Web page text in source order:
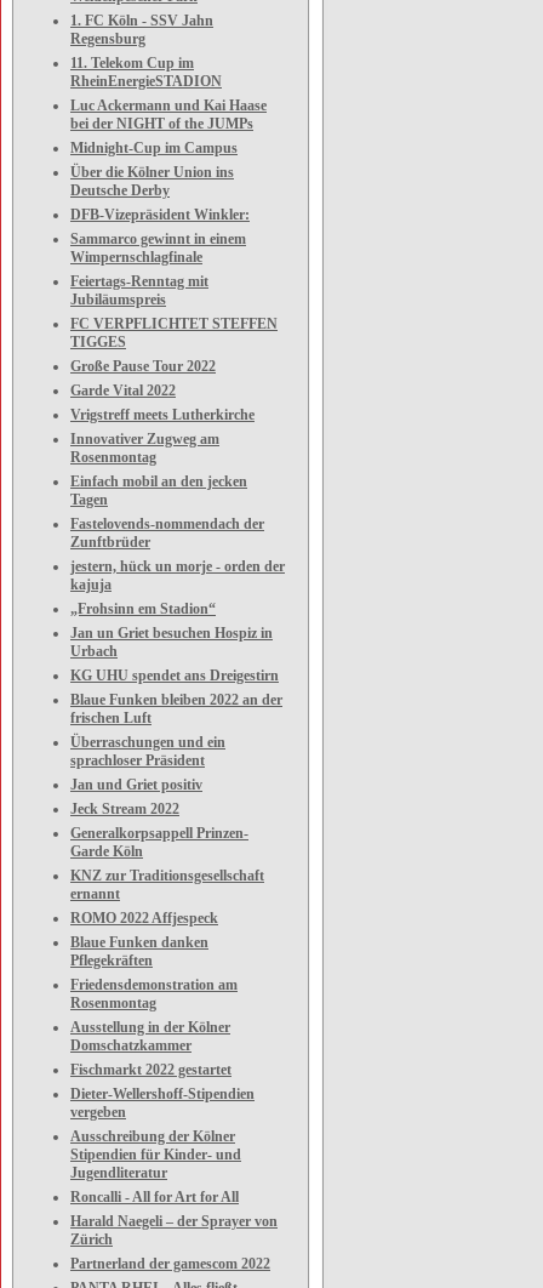
1. FC Köln - SSV Jahn
Regensburg
11. Telekom Cup im
RheinEnergieSTADION
Luc Ackermann und Kai Haase
bei der NIGHT of the JUMPs
Midnight-Cup im Campus
Über die Kölner Union ins
Deutsche Derby
DFB-Vizepräsident Winkler:
Sammarco gewinnt in einem
Wimpernschlagfinale
Feiertags-Renntag mit
Jubiläumspreis
FC VERPFLICHTET STEFFEN
TIGGES
Große Pause Tour 2022
Garde Vital 2022
Vrigstreff meets Lutherkirche
Innovativer Zugweg am
Rosenmontag
Einfach mobil an den jecken
Tagen
Fastelovends-nommendach der
Zunftbrüder
jestern, hück un morje - orden der
kajuja
„Frohsinn em Stadion“
Jan un Griet besuchen Hospiz in
Urbach
KG UHU spendet ans Dreigestirn
Blaue Funken bleiben 2022 an der
frischen Luft
Überraschungen und ein
sprachloser Präsident
Jan und Griet positiv
Jeck Stream 2022
Generalkorpsappell Prinzen-
Garde Köln
KNZ zur Traditionsgesellschaft
ernannt
ROMO 2022 Affjespeck
Blaue Funken danken
Pflegekräften
Friedensdemonstration am
Rosenmontag
Ausstellung in der Kölner
Domschatzkammer
Fischmarkt 2022 gestartet
Dieter-Wellershoff-Stipendien
vergeben
Ausschreibung der Kölner
Stipendien für Kinder- und
Jugendliteratur
Roncalli - All for Art for All
Harald Naegeli – der Sprayer von
Zürich
Partnerland der gamescom 2022